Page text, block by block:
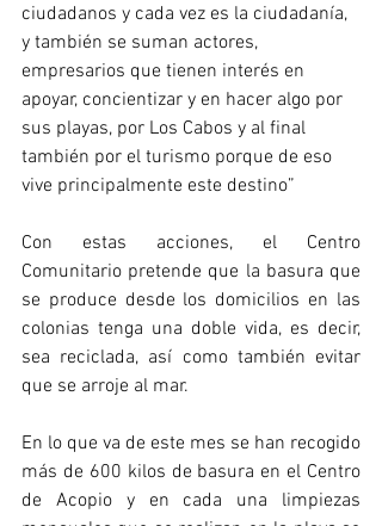
ciudadanos y cada vez es la ciudadanía,
y también se suman actores,
empresarios que tienen interés en
apoyar, concientizar y en hacer algo por
sus playas, por Los Cabos y al final
también por el turismo porque de eso
vive principalmente este destino”
Con estas acciones, el Centro
Comunitario pretende que la basura que
se produce desde los domicilios en las
colonias tenga una doble vida, es decir,
sea reciclada, así como también evitar
que se arroje al mar.
En lo que va de este mes se han recogido
más de 600 kilos de basura en el Centro
de Acopio y en cada una limpiezas